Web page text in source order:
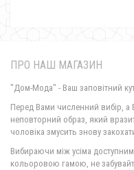
ПРО НАШ МАГАЗИН
"Дом-Мода" - Ваш заповітний
Перед Вами численний вибір, а
неповторний образ, який
чоловіка змусить знову
Вибираючи між усіма
кольоровою гамою, не